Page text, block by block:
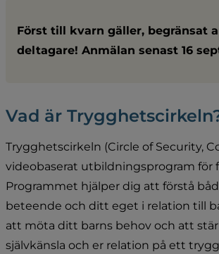
Först till kvarn gäller, begränsat
deltagare! Anmälan senast 16
Vad är
Trygghetscirkeln (Circle of Security,
videobaserat utbildningsprogram för
Programmet hjälper dig att förstå
beteende och ditt eget i relation till
att möta ditt barns behov och att
självkänsla och er relation på ett